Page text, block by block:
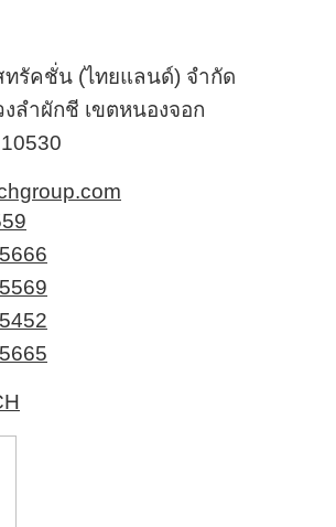
รัคชั่น (ไทยแลนด์) จำกัด
ลำผักชี เขตหนองจอก